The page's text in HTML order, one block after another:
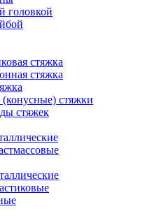
головкой
стяжка
стяжка
стяжки
стяжек